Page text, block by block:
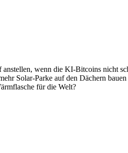
wenn die KI-Bitcoins nicht
Solar-Parke auf den Dächern
für die Welt?